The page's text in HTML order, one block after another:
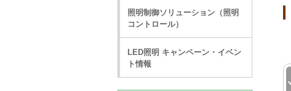
照明制御ソリューション（照明
コントロール）
LED照明 キャンペーン・イベン
ト情報